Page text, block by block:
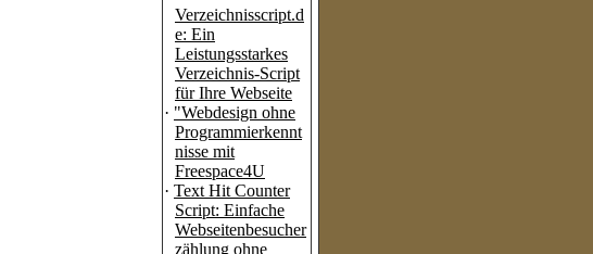
Verzeichnisscript.d
e: Ein
Leistungsstarkes
Verzeichnis-Script
für Ihre Webseite
· "Webdesign ohne
Programmierkennt
nisse mit
Freespace4U
· Text Hit Counter
Script: Einfache
Webseitenbesucher
zählung ohne